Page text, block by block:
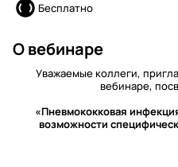
Бесплатно
О вебинаре
Уважаемые коллеги,
вебинаре,
«Пневмококковая
возможности